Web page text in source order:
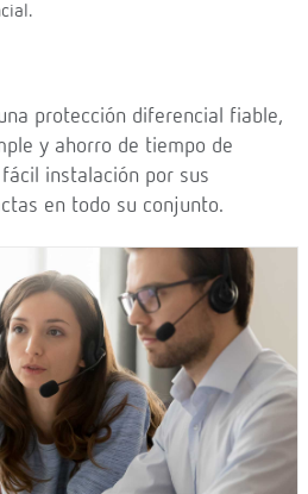
protección diferencial fiable,
y ahorro de tiempo de
instalación por sus
en todo su conjunto.